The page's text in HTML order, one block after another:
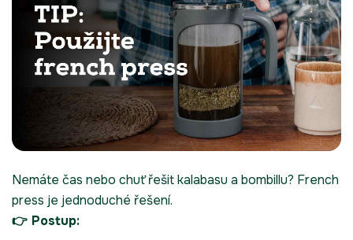
Nemáte čas nebo chuť řešit kalabasu a bombillu? French
press je jednoduché řešení.
👉 Postup: